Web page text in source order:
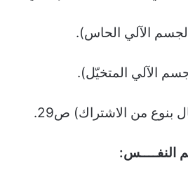
الآلي الحاس).
الآلي المتخيّل).
بنوع من الاشتراك) ص29.